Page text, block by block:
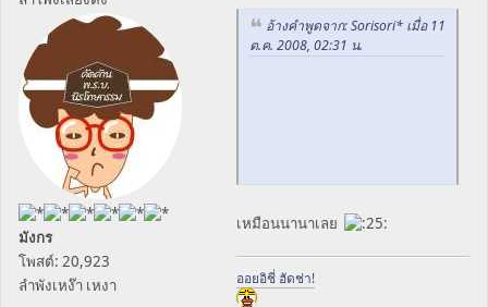
มังกร
โพสต์: 20,923
ลำพังเหง๊า เหงา
อ้างคำพูดจาก: Sorisori* เมื่อ 11
ต.ค. 2008, 02:31 น.
เหมือนนานาเลย
ออยอิชี่ ฮัดช่า!